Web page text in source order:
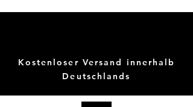
Kostenloser Versand innerhalb
Deutschlands